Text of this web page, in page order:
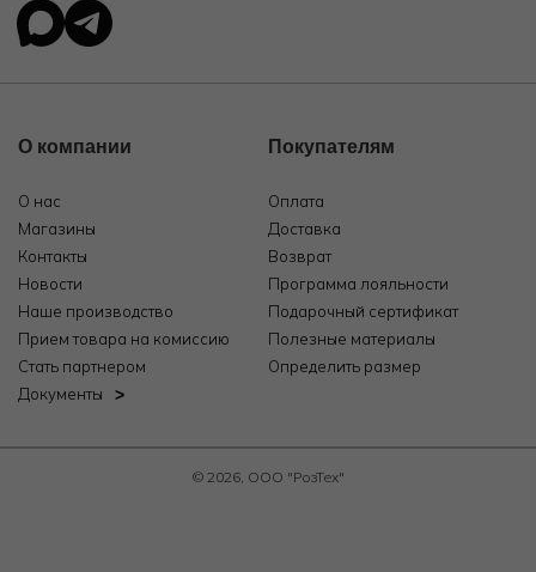
О компании
О нас
Магазины
Контакты
Новости
Наше производство
Прием товара на комиссию
Стать партнером
Документы
Покупателям
Оплата
Доставка
Возврат
Программа лояльности
Подарочный сертификат
Полезные материалы
Определить размер
© 2026, ООО "РозТех"